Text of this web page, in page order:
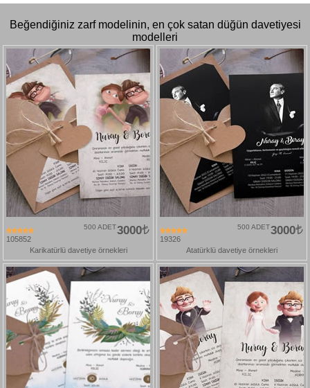
Beğendiğiniz zarf modelinin, en çok satan düğün davetiyesi
modelleri
105852
3000
500 ADET
Karikatürlü davetiye örnekleri
19326
3000
500 ADET
Atatürklü davetiye örnekleri